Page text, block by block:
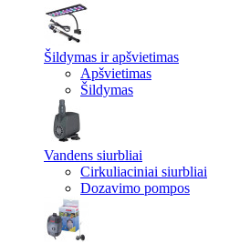
Šildymas ir apšvietimas
Apšvietimas
Šildymas
Vandens siurbliai
Cirkuliaciniai siurbliai
Dozavimo pompos